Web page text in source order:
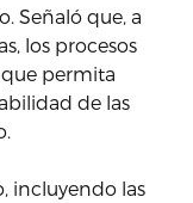
Señaló que, a
los procesos
permita
de las
incluyendo las